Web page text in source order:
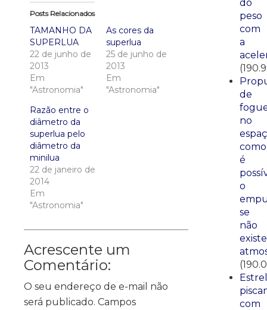
Posts Relacionados
TAMANHO DA
SUPERLUA
22 de junho de
2013
Em
"Astronomia"
As cores da
superlua
25 de junho de
2013
Em
"Astronomia"
Razão entre o
diâmetro da
superlua pelo
diâmetro da
minilua
22 de janeiro de
2014
Em
"Astronomia"
Acrescente um
Comentário:
O seu endereço de e-mail não
será publicado. Campos
do
peso
com
a
de
no
como
é
o
se
não
existe
com